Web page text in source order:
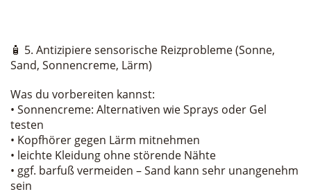
🧴 5. Antizipiere sensorische Reizprobleme (Sonne,
Sand, Sonnencreme, Lärm)
Was du vorbereiten kannst:
• Sonnencreme: Alternativen wie Sprays oder Gel
testen
• Kopfhörer gegen Lärm mitnehmen
• leichte Kleidung ohne störende Nähte
• ggf. barfuß vermeiden – Sand kann sehr unangenehm
sein